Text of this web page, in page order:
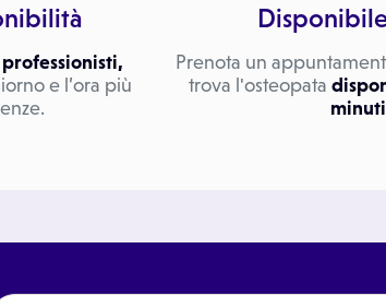
e l’ora più
Prenota un
trova l'osteopata